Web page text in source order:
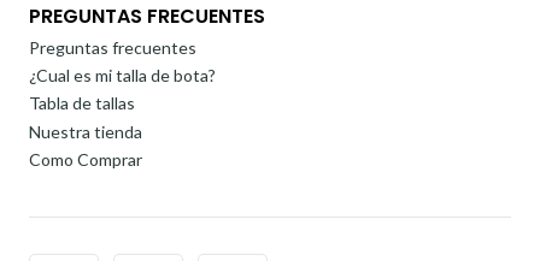
PREGUNTAS FRECUENTES
Preguntas frecuentes
¿Cual es mi talla de bota?
Tabla de tallas
Nuestra tienda
Como Comprar